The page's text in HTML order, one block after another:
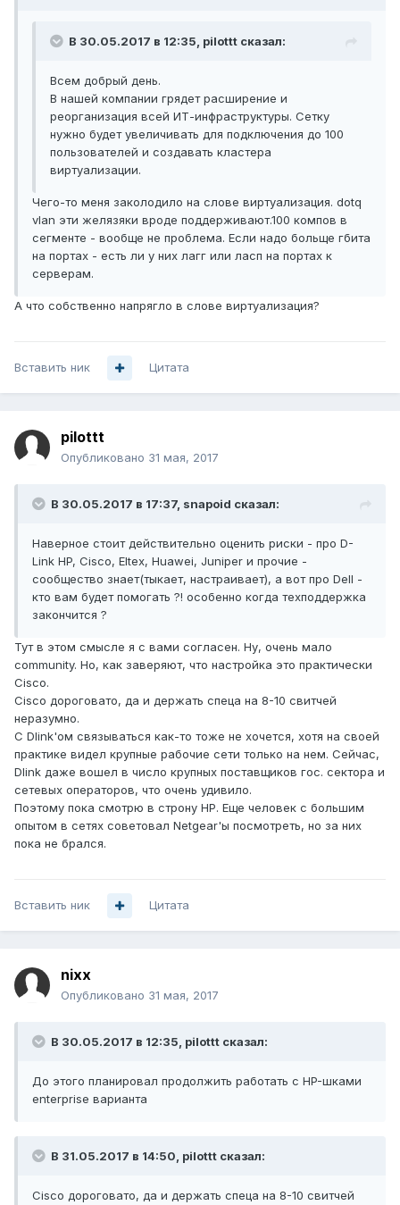
В 30.05.2017 в 12:35, pilottt сказал:
Всем добрый день.
В нашей компании грядет расширение и
реорганизация всей ИТ-инфраструктуры. Сетку
нужно будет увеличивать для подключения до 100
пользователей и создавать кластера
виртуализации.
Чего-то меня заколодило на слове виртуализация. dotq
vlan эти желязяки вроде поддерживают.100 компов в
сегменте - вообще не проблема. Если надо больще гбита
на портах - есть ли у них лагг или ласп на портах к
серверам.
А что собственно напрягло в слове виртуализация?
Вставить ник Цитата
pilottt
Опубликовано 31 мая, 2017
В 30.05.2017 в 17:37, snapoid сказал:
Наверное стоит действительно оценить риски - про D-
Link HP, Cisco, Eltex, Huawei, Juniper и прочие -
сообщество знает(тыкает, настраивает), а вот про Dell -
кто вам будет помогать ?! особенно когда техподдержка
закончится ?
Тут в этом смысле я с вами согласен. Ну, очень мало
community. Но, как заверяют, что настройка это практически
Cisco.
Cisco дороговато, да и держать спеца на 8-10 свитчей
неразумно.
С Dlink'ом связываться как-то тоже не хочется, хотя на своей
практике видел крупные рабочие сети только на нем. Сейчас,
Dlink даже вошел в число крупных поставщиков гос. сектора и
сетевых операторов, что очень удивило.
Поэтому пока смотрю в строну HP. Еще человек с большим
опытом в сетях советовал Netgear'ы посмотреть, но за них
пока не брался.
Вставить ник Цитата
nixx
Опубликовано 31 мая, 2017
В 30.05.2017 в 12:35, pilottt сказал:
До этого планировал продолжить работать с HP-шками
enterprise варианта
В 31.05.2017 в 14:50, pilottt сказал:
Cisco дороговато, да и держать спеца на 8-10 свитчей